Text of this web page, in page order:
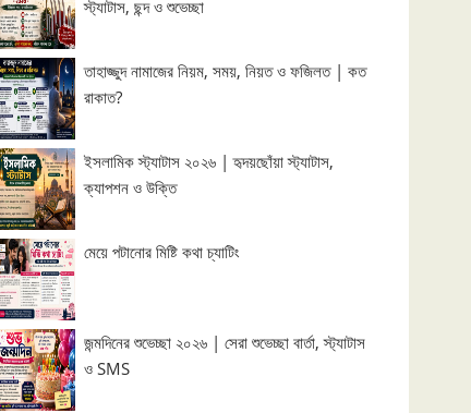
স্ট্যাটাস, ছন্দ ও শুভেচ্ছা
তাহাজ্জুদ নামাজের নিয়ম, সময়, নিয়ত ও ফজিলত | কত
রাকাত?
ইসলামিক স্ট্যাটাস ২০২৬ | হৃদয়ছোঁয়া স্ট্যাটাস,
ক্যাপশন ও উক্তি
মেয়ে পটানোর মিষ্টি কথা চ্যাটিং
জন্মদিনের শুভেচ্ছা ২০২৬ | সেরা শুভেচ্ছা বার্তা, স্ট্যাটাস
ও SMS